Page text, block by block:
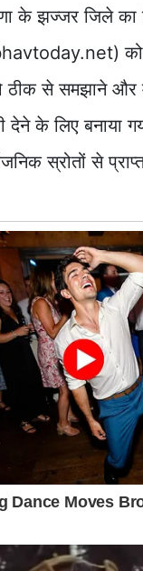
के झज्जर जिले का
ठीक से समझाने
देने के लिए बनाया
स्रोतों से